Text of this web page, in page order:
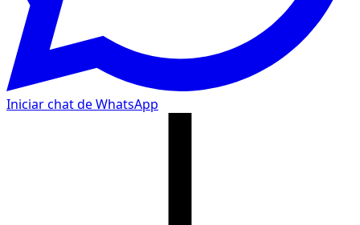
Iniciar chat de WhatsApp